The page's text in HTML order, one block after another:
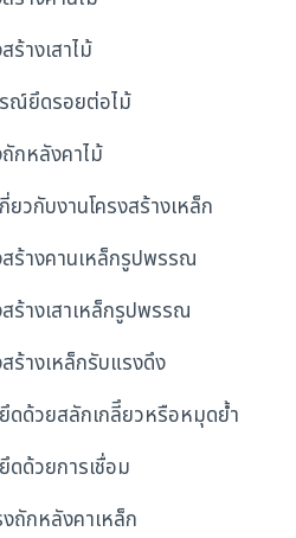
ร้างเสาไม้
ณ์ยึดรอยต่อไม้
กหลังคาไม้
วกับงานโครงสร้างเหล็ก
ร้างคานเหล็กรูปพรรณ
ร้างเสาเหล็กรูปพรรณ
ร้างเหล็กรับแรงดึง
ด้วยสลักเกลีึยวหรือหมุดย้ำ
ด้วยการเชื่อม
ถักหลังคาเหล็ก